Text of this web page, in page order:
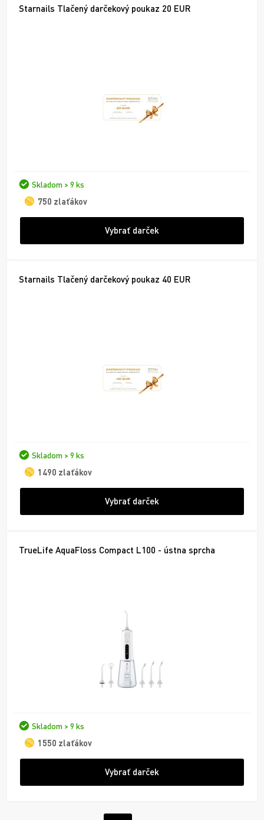
Starnails Tlačený darčekový poukaz 20 EUR
Skladom > 9 ks
750 zlaťákov
Vybrať darček
Starnails Tlačený darčekový poukaz 40 EUR
Skladom > 9 ks
1490 zlaťákov
Vybrať darček
TrueLife AquaFloss Compact L100 - ústna sprcha
Skladom > 9 ks
1550 zlaťákov
Vybrať darček